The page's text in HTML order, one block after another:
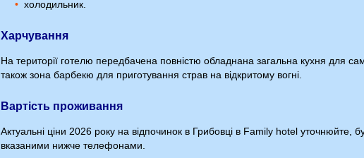
холодильник.
Харчування
На території готелю передбачена повністю обладнана загальна кухня для
також зона барбекю для приготування страв на відкритому вогні.
Вартість проживання
Актуальні ціни 2026 року на відпочинок в Грибовці в Family hotel уточнюйте,
вказаними нижче телефонами.